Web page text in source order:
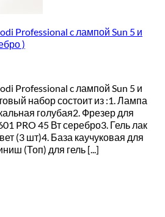
Professional c лампой Sun 5 и
)
Professional c лампой Sun 5 и
набор состоит из :1. Лампа
голубая2. Фрезер для
PRO 45 Вт серебро3. Гель лак
(3 шт)4. База каучуковая для
(Топ) для гель [...]